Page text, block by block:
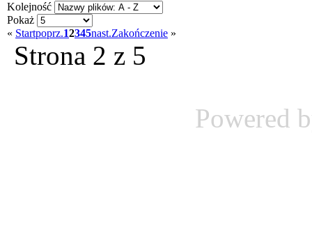
Kolejność
Pokaż
« Startpoprz.12345nast.Zakończenie »
Strona 2 z 5
Powered